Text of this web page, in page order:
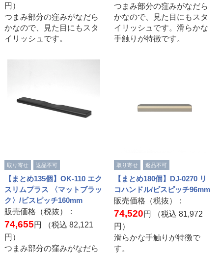
円）
つまみ部分の窪みがなだら
かなので、見た目にもスタ
イリッシュです。
つまみ部分の窪みがなだら
かなので、見た目にもスタ
イリッシュです。滑らかな
手触りが特徴です。
取り寄せ 返品不可
【まとめ135個】OK-110 エク
スリムプラス 〈マットブラッ
ク〉/ビスピッチ160mm
販売価格（税抜）：
74,655円 （税込 82,121
円）
つまみ部分の窪みがなだら
取り寄せ 返品不可
【まとめ180個】DJ-0270 リ
コハンドル/ビスピッチ96mm
販売価格（税抜）：
74,520円 （税込81,972
円）
滑らかな手触りが特徴で
す。